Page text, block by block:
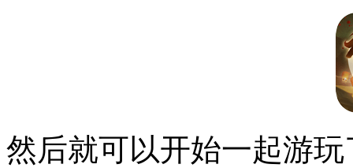
然后就可以开始一起游玩